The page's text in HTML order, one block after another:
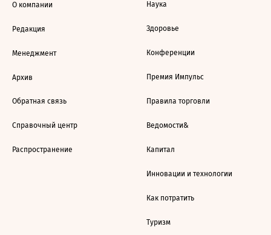
О компании
Редакция
Менеджмент
Архив
Обратная связь
Справочный центр
Распространение
Наука
Здоровье
Конференции
Премия Импульс
Правила торговли
Ведомости&
Капитал
Инновации и технологии
Как потратить
Туризм